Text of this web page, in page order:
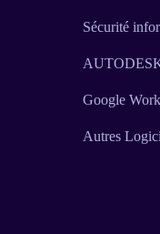
Sécurité
Google
Autres